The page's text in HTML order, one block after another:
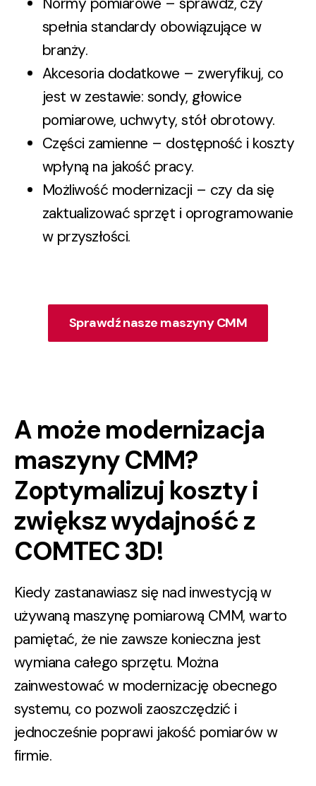
spełnia standardy obowiązujące w
branży.
Akcesoria dodatkowe – zweryfikuj, co
jest w zestawie: sondy, głowice
pomiarowe, uchwyty, stół obrotowy.
Części zamienne – dostępność i koszty
wpłyną na jakość pracy.
Możliwość modernizacji – czy da się
zaktualizować sprzęt i oprogramowanie
w przyszłości.
Sprawdź nasze maszyny CMM
A może modernizacja
maszyny CMM?
Zoptymalizuj koszty i
zwiększ wydajność z
COMTEC 3D!
Kiedy zastanawiasz się nad inwestycją w
używaną maszynę pomiarową CMM, warto
pamiętać, że nie zawsze konieczna jest
wymiana całego sprzętu. Można
zainwestować w modernizację obecnego
systemu, co pozwoli zaoszczędzić i
jednocześnie poprawi jakość pomiarów w
firmie.